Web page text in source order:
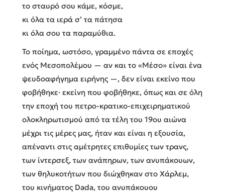
το σταυρό σου κάμε, κόσμε,
κι όλα τα ιερά σ’ τα πάτησα
κι όλα σου τα παραμύθια.
Το ποίημα, ωστόσο, γραμμένο πάντα σε εποχές
ενός Μεσοπολέμου — αν και το «Μέσο» είναι ένα
ψευδοαφήγημα ειρήνης —, δεν είναι εκείνο που
φοβήθηκε· εκείνη που φοβήθηκε, όπως και σε όλη
την εποχή του πετρο-κρατικο-επιχειρηματικού
ολοκληρωτισμού από τα τέλη του 19ου αιώνα
μέχρι τις μέρες μας, ήταν και είναι η εξουσία,
απέναντι στις αμέτρητες επιθυμίες των τρανς,
των ίντερσεξ, των ανάπηρων, των ανυπάκουων,
των θηλυκοτήτων που διώχθηκαν στο Χάρλεμ,
του κινήματος Dada, του ανυπάκουου